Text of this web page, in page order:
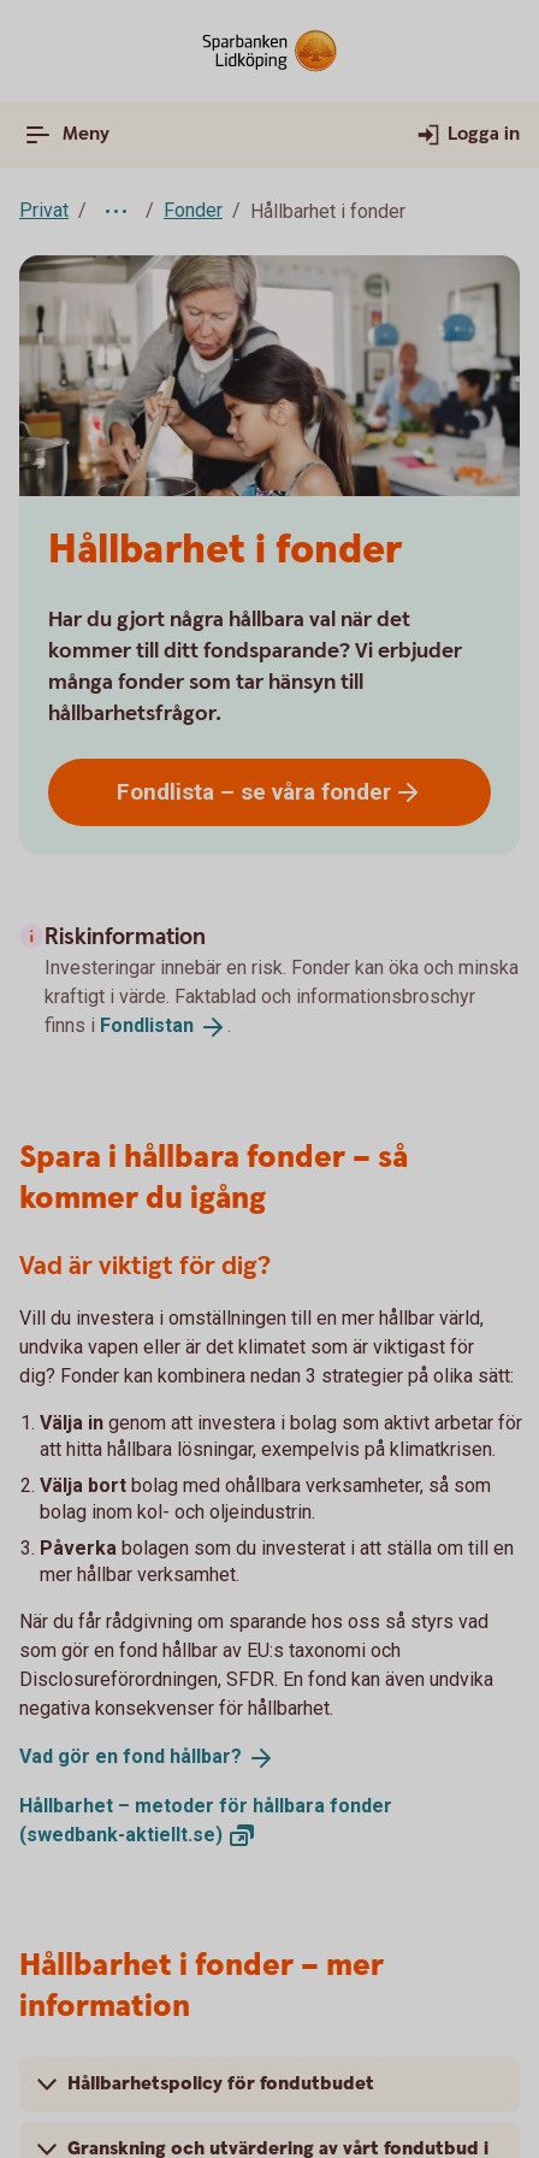
Meny Logga in
Privat Fonder Hållbarhet i fonder
Hållbarhet i fonder
Har du gjort några hållbara val när det
kommer till ditt fondsparande? Vi erbjuder
många fonder som tar hänsyn till
hållbarhetsfrågor.
Fondlista – se våra fonder
Riskinformation
Investeringar innebär en risk. Fonder kan öka och minska
kraftigt i värde. Faktablad och informationsbroschyr
finns i Fondlistan .
Spara i hållbara fonder – så
kommer du igång
Vad är viktigt för dig?
Vill du investera i omställningen till en mer hållbar värld,
undvika vapen eller är det klimatet som är viktigast för
dig? Fonder kan kombinera nedan 3 strategier på olika sätt:
Välja in genom att investera i bolag som aktivt arbetar för
att hitta hållbara lösningar, exempelvis på klimatkrisen.
Välja bort bolag med ohållbara verksamheter, så som
bolag inom kol- och oljeindustrin.
Påverka bolagen som du investerat i att ställa om till en
mer hållbar verksamhet.
När du får rådgivning om sparande hos oss så styrs vad
som gör en fond hållbar av EU:s taxonomi och
Disclosureförordningen, SFDR. En fond kan även undvika
negativa konsekvenser för hållbarhet.
Vad gör en fond hållbar?
Hållbarhet – metoder för hållbara fonder
(swedbank-aktiellt.se)
Hållbarhet i fonder – mer
information
Hållbarhetspolicy för fondutbudet
Granskning och utvärdering av vårt fondutbud i